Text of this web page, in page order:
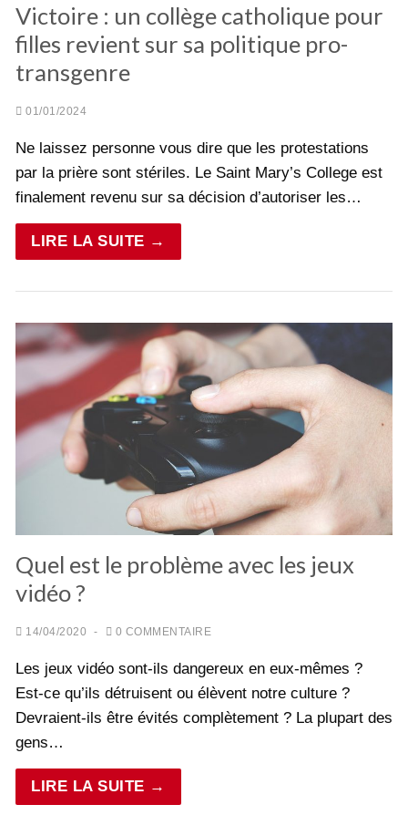
Victoire : un collège catholique pour
filles revient sur sa politique pro-
transgenre
01/01/2024
Ne laissez personne vous dire que les protestations
par la prière sont stériles. Le Saint Mary’s College est
finalement revenu sur sa décision d’autoriser les…
LIRE LA SUITE →
Quel est le problème avec les jeux
vidéo ?
14/04/2020 - 0 COMMENTAIRE
Les jeux vidéo sont-ils dangereux en eux-mêmes ?
Est-ce qu’ils détruisent ou élèvent notre culture ?
Devraient-ils être évités complètement ? La plupart des
gens…
LIRE LA SUITE →